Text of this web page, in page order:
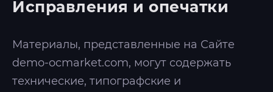
Исправления и опечатки
Материалы, представленные на Сайте
demo-ocmarket.com, могут содержать
технические, типографские и